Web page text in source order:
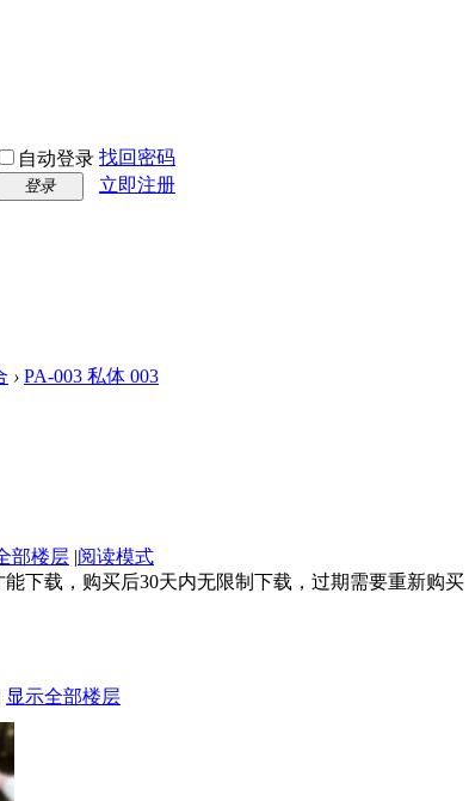
自动登录 找回密码
登录 立即注册
› PA-003 私体 003
部楼层 |阅读模式
能下载，购买后30天内无限制下载，过期需要重新购买
显示全部楼层